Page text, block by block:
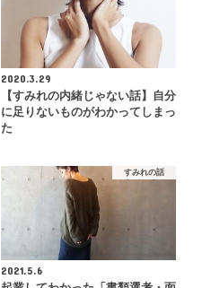
2020.3.29
【すみれの内緒じゃない話】自分
に足りないものがわかってしまっ
た
すみれの話
2021.5.6